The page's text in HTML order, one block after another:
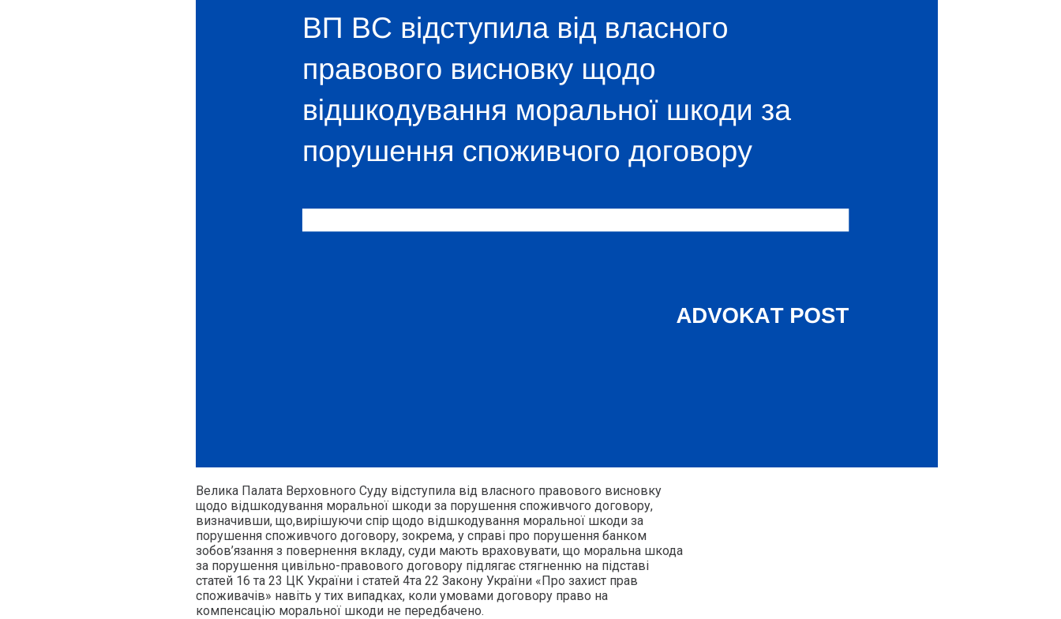
Велика Палата Верховного Суду відступила від власного правового висновку
щодо відшкодування моральної шкоди за порушення споживчого договору,
визначивши, що,вирішуючи спір щодо відшкодування моральної шкоди за
порушення споживчого договору, зокрема, у справі про порушення банком
зобов’язання з повернення вкладу, суди мають враховувати, що моральна шкода
за порушення цивільно-правового договору підлягає стягненню на підставі
статей 16 та 23 ЦК України і статей 4та 22 Закону України «Про захист прав
споживачів» навіть у тих випадках, коли умовами договору право на
компенсацію моральної шкоди не передбачено.